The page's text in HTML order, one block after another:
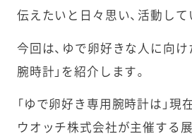
伝えたいと日々思い、活動して
今回は、ゆで卵好きな人に向け
腕時計」を紹介します。
「ゆで卵好き専用腕時計は」現
ウオッチ株式会社が主催する